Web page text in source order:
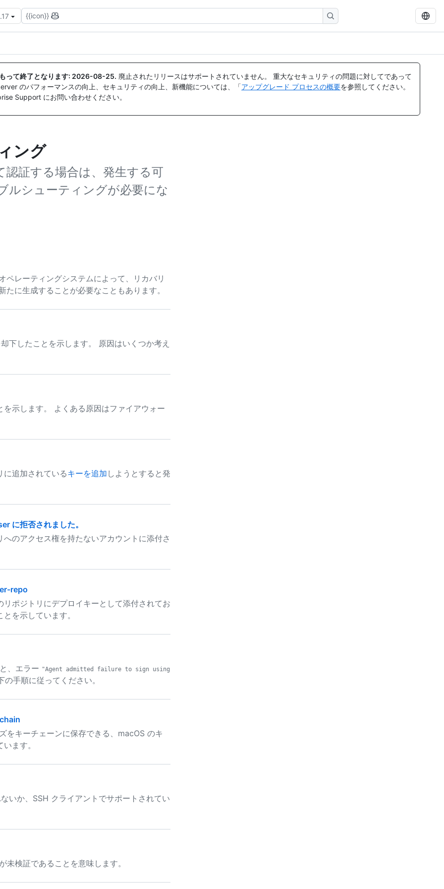
{{icon}}
って終了となります: 2026-08-25. 廃止されたリリースはサポートされていません。 重大なセキュリティの問題に対してであって
のパフォーマンスの向上、セキュリティの向上、新機能については、「アップグレード プロセスの概要を参照してください。
Support にお問い合わせください。
ング
証する場合は、発生する可
ルシューティングが必要にな
ペレーティングシステムによって、リカバリ
に生成することが必要なこともあります。
下したことを示します。 原因はいくつか考え
示します。 よくある原因はファイアウォー
に追加されているキーを追加 しようとすると発
に拒否されました。
のアクセス権を持たないアカウントに添付さ
repo
ポジトリにデプロイキーとして添付されてお
を示しています。
、エラー "Agent admitted failure to sign using
手順に従ってください。
をキーチェーンに保存できる、macOS のキ
ます。
いか、SSH クライアントでサポートされてい
検証であることを意味します。